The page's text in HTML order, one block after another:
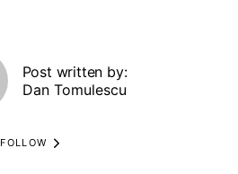
Post written by:
Dan Tomulescu
FOLLOW